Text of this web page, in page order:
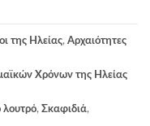
της Ηλείας, Αρχαιότητες
Χρόνων της Ηλείας
λουτρό, Σκαφιδιά,